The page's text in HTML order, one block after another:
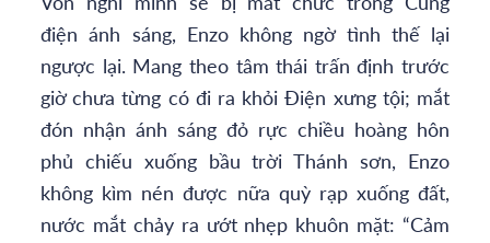
điện ánh sáng, Enzo không ngờ tình thế lại
ngược lại. Mang theo tâm thái trấn định trước
giờ chưa từng có đi ra khỏi Điện xưng tội; mắt
đón nhận ánh sáng đỏ rực chiều hoàng hôn
phủ chiếu xuống bầu trời Thánh sơn, Enzo
không kìm nén được nữa quỳ rạp xuống đất,
nước mắt chảy ra ướt nhẹp khuôn mặt: “Cảm